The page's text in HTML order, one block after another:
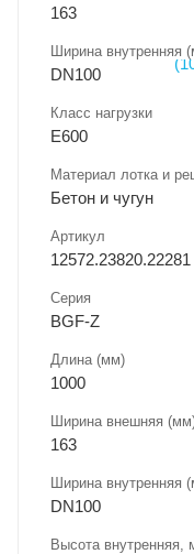
163
Ширина внутренняя
DN100
Класс нагрузки
E600
Материал лотка и
Бетон и чугун
Артикул
12572.23820.22281
Серия
BGF-Z
Длина (мм)
1000
Ширина внешняя
163
Ширина внутренняя
DN100
Высота внутренняя,